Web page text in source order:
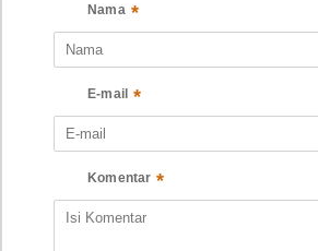
Nama *
E-mail *
Komentar *